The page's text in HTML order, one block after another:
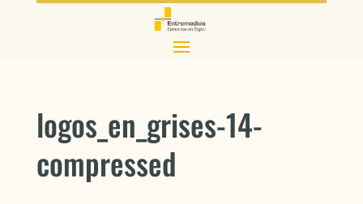
logos_en_grises-14-
compressed